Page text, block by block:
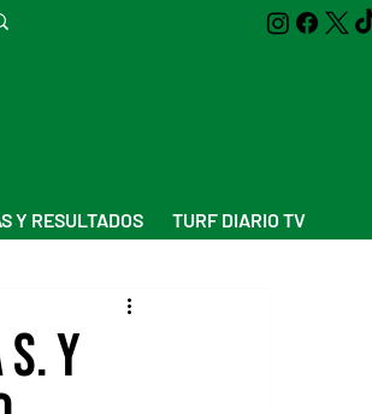
Y RESULTADOS TURF DIARIO TV
y